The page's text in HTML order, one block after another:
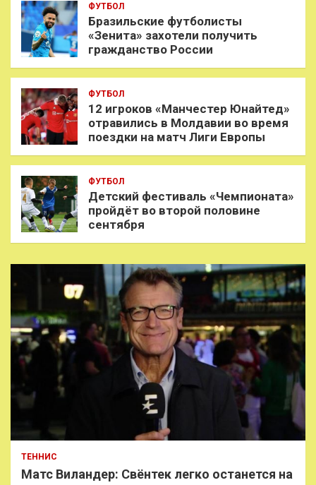
ФУТБОЛ
Бразильские футболисты
«Зенита» захотели получить
гражданство России
ФУТБОЛ
12 игроков «Манчестер Юнайтед»
отравились в Молдавии во время
поездки на матч Лиги Европы
ФУТБОЛ
Детский фестиваль «Чемпионата»
пройдёт во второй половине
сентября
ТЕННИС
Матс Виландер: Свёнтек легко останется на